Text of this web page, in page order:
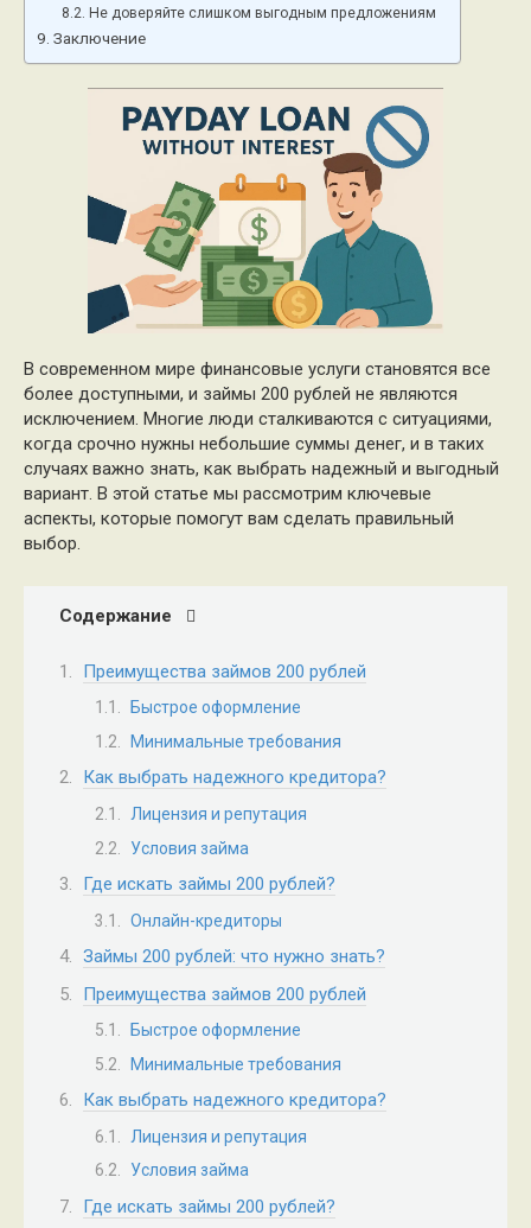
Не доверяйте слишком выгодным предложениям
Заключение
В современном мире финансовые услуги становятся все
более доступными, и займы 200 рублей не являются
исключением. Многие люди сталкиваются с ситуациями,
когда срочно нужны небольшие суммы денег, и в таких
случаях важно знать, как выбрать надежный и выгодный
вариант. В этой статье мы рассмотрим ключевые
аспекты, которые помогут вам сделать правильный
выбор.
Содержание
Преимущества займов 200 рублей
Быстрое оформление
Минимальные требования
Как выбрать надежного кредитора?
Лицензия и репутация
Условия займа
Где искать займы 200 рублей?
Онлайн-кредиторы
Займы 200 рублей: что нужно знать?
Преимущества займов 200 рублей
Быстрое оформление
Минимальные требования
Как выбрать надежного кредитора?
Лицензия и репутация
Условия займа
Где искать займы 200 рублей?